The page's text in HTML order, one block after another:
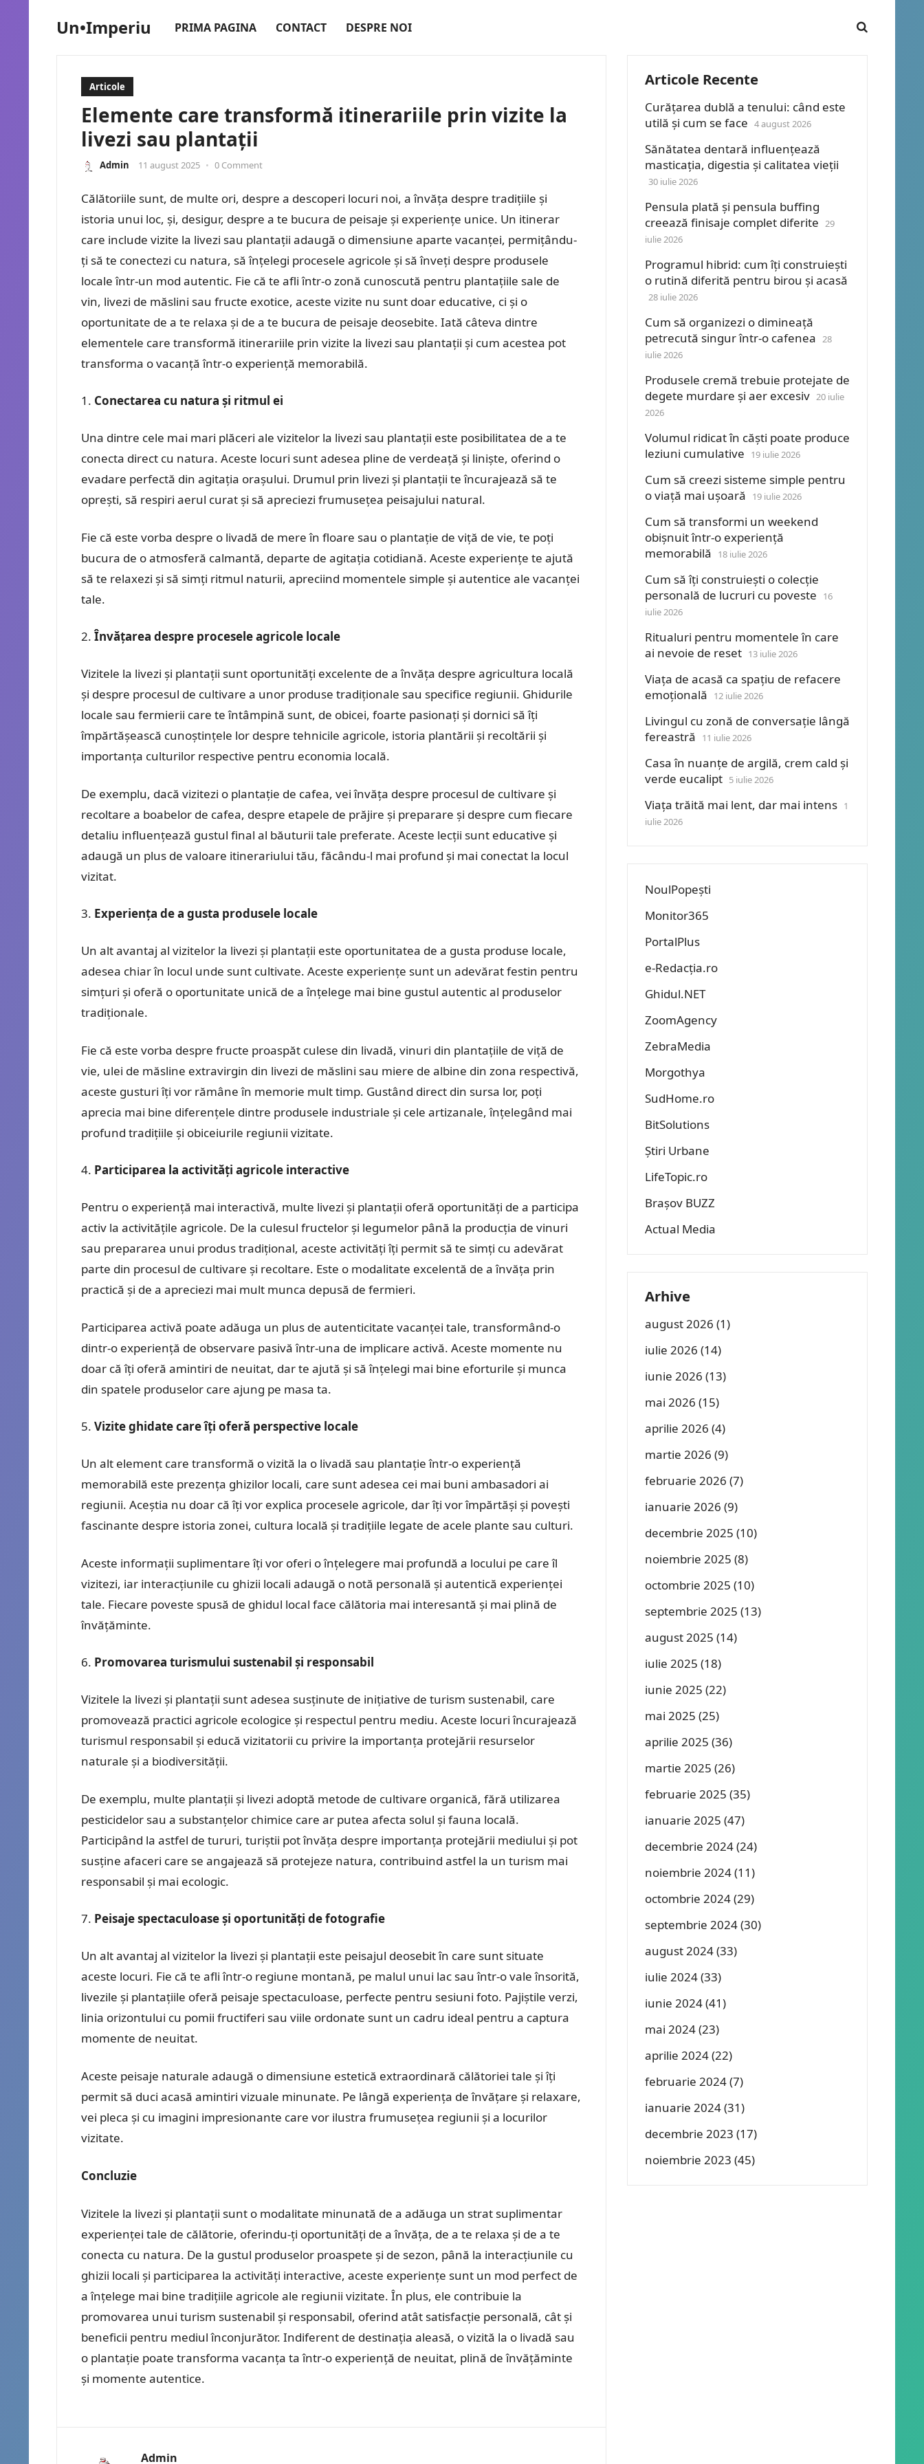
Un•Imperiu PRIMA PAGINA CONTACT DESPRE NOI
Articole
Elemente care transformă itinerariile prin vizite la
livezi sau plantații
Admin 11 august 2025 • 0 Comment
Călătoriile sunt, de multe ori, despre a descoperi locuri noi, a învăța despre tradițiile și
istoria unui loc, și, desigur, despre a te bucura de peisaje și experiențe unice. Un itinerar
care include vizite la livezi sau plantații adaugă o dimensiune aparte vacanței, permițându-
ți să te conectezi cu natura, să înțelegi procesele agricole și să înveți despre produsele
locale într-un mod autentic. Fie că te afli într-o zonă cunoscută pentru plantațiile sale de
vin, livezi de măslini sau fructe exotice, aceste vizite nu sunt doar educative, ci și o
oportunitate de a te relaxa și de a te bucura de peisaje deosebite. Iată câteva dintre
elementele care transformă itinerariile prin vizite la livezi sau plantații și cum acestea pot
transforma o vacanță într-o experiență memorabilă.
Conectarea cu natura și ritmul ei
Una dintre cele mai mari plăceri ale vizitelor la livezi sau plantații este posibilitatea de a te
conecta direct cu natura. Aceste locuri sunt adesea pline de verdeață și liniște, oferind o
evadare perfectă din agitația orașului. Drumul prin livezi și plantații te încurajează să te
oprești, să respiri aerul curat și să apreciezi frumusețea peisajului natural.
Fie că este vorba despre o livadă de mere în floare sau o plantație de viță de vie, te poți
bucura de o atmosferă calmantă, departe de agitația cotidiană. Aceste experiențe te ajută
să te relaxezi și să simți ritmul naturii, apreciind momentele simple și autentice ale vacanței
tale.
Învățarea despre procesele agricole locale
Vizitele la livezi și plantații sunt oportunități excelente de a învăța despre agricultura locală
și despre procesul de cultivare a unor produse tradiționale sau specifice regiunii. Ghidurile
locale sau fermierii care te întâmpină sunt, de obicei, foarte pasionați și dornici să îți
împărtășească cunoștințele lor despre tehnicile agricole, istoria plantării și recoltării și
importanța culturilor respective pentru economia locală.
De exemplu, dacă vizitezi o plantație de cafea, vei învăța despre procesul de cultivare și
recoltare a boabelor de cafea, despre etapele de prăjire și preparare și despre cum fiecare
detaliu influențează gustul final al băuturii tale preferate. Aceste lecții sunt educative și
adaugă un plus de valoare itinerariului tău, făcându-l mai profund și mai conectat la locul
vizitat.
Experiența de a gusta produsele locale
Un alt avantaj al vizitelor la livezi și plantații este oportunitatea de a gusta produse locale,
adesea chiar în locul unde sunt cultivate. Aceste experiențe sunt un adevărat festin pentru
simțuri și oferă o oportunitate unică de a înțelege mai bine gustul autentic al produselor
tradiționale.
Fie că este vorba despre fructe proaspăt culese din livadă, vinuri din plantațiile de viță de
vie, ulei de măsline extravirgin din livezi de măslini sau miere de albine din zona respectivă,
aceste gusturi îți vor rămâne în memorie mult timp. Gustând direct din sursa lor, poți
aprecia mai bine diferențele dintre produsele industriale și cele artizanale, înțelegând mai
profund tradițiile și obiceiurile regiunii vizitate.
Participarea la activități agricole interactive
Pentru o experiență mai interactivă, multe livezi și plantații oferă oportunități de a participa
activ la activitățile agricole. De la culesul fructelor și legumelor până la producția de vinuri
sau prepararea unui produs tradițional, aceste activități îți permit să te simți cu adevărat
parte din procesul de cultivare și recoltare. Este o modalitate excelentă de a învăța prin
practică și de a apreciezi mai mult munca depusă de fermieri.
Participarea activă poate adăuga un plus de autenticitate vacanței tale, transformând-o
dintr-o experiență de observare pasivă într-una de implicare activă. Aceste momente nu
doar că îți oferă amintiri de neuitat, dar te ajută și să înțelegi mai bine eforturile și munca
din spatele produselor care ajung pe masa ta.
Vizite ghidate care îți oferă perspective locale
Un alt element care transformă o vizită la o livadă sau plantație într-o experiență
memorabilă este prezența ghizilor locali, care sunt adesea cei mai buni ambasadori ai
regiunii. Aceștia nu doar că îți vor explica procesele agricole, dar îți vor împărtăși și povești
fascinante despre istoria zonei, cultura locală și tradițiile legate de acele plante sau culturi.
Aceste informații suplimentare îți vor oferi o înțelegere mai profundă a locului pe care îl
vizitezi, iar interacțiunile cu ghizii locali adaugă o notă personală și autentică experienței
tale. Fiecare poveste spusă de ghidul local face călătoria mai interesantă și mai plină de
învățăminte.
Promovarea turismului sustenabil și responsabil
Vizitele la livezi și plantații sunt adesea susținute de inițiative de turism sustenabil, care
promovează practici agricole ecologice și respectul pentru mediu. Aceste locuri încurajează
turismul responsabil și educă vizitatorii cu privire la importanța protejării resurselor
naturale și a biodiversității.
De exemplu, multe plantații și livezi adoptă metode de cultivare organică, fără utilizarea
pesticidelor sau a substanțelor chimice care ar putea afecta solul și fauna locală.
Participând la astfel de tururi, turiștii pot învăța despre importanța protejării mediului și pot
susține afaceri care se angajează să protejeze natura, contribuind astfel la un turism mai
responsabil și mai ecologic.
Peisaje spectaculoase și oportunități de fotografie
Un alt avantaj al vizitelor la livezi și plantații este peisajul deosebit în care sunt situate
aceste locuri. Fie că te afli într-o regiune montană, pe malul unui lac sau într-o vale însorită,
livezile și plantațiile oferă peisaje spectaculoase, perfecte pentru sesiuni foto. Pajiștile verzi,
linia orizontului cu pomii fructiferi sau viile ordonate sunt un cadru ideal pentru a captura
momente de neuitat.
Aceste peisaje naturale adaugă o dimensiune estetică extraordinară călătoriei tale și îți
permit să duci acasă amintiri vizuale minunate. Pe lângă experiența de învățare și relaxare,
vei pleca și cu imagini impresionante care vor ilustra frumusețea regiunii și a locurilor
vizitate.
Concluzie
Vizitele la livezi și plantații sunt o modalitate minunată de a adăuga un strat suplimentar
experienței tale de călătorie, oferindu-ți oportunități de a învăța, de a te relaxa și de a te
conecta cu natura. De la gustul produselor proaspete și de sezon, până la interacțiunile cu
ghizii locali și participarea la activități interactive, aceste experiențe sunt un mod perfect de
a înțelege mai bine tradițiile agricole ale regiunii vizitate. În plus, ele contribuie la
promovarea unui turism sustenabil și responsabil, oferind atât satisfacție personală, cât și
beneficii pentru mediul înconjurător. Indiferent de destinația aleasă, o vizită la o livadă sau
o plantație poate transforma vacanța ta într-o experiență de neuitat, plină de învățăminte
și momente autentice.
Admin
Articole Recente
Curățarea dublă a tenului: când este
utilă și cum se face 4 august 2026
Sănătatea dentară influențează
masticația, digestia și calitatea vieții
30 iulie 2026
Pensula plată și pensula buffing
creează finisaje complet diferite 29
iulie 2026
Programul hibrid: cum îți construiești
o rutină diferită pentru birou și acasă
28 iulie 2026
Cum să organizezi o dimineață
petrecută singur într-o cafenea 28
iulie 2026
Produsele cremă trebuie protejate de
degete murdare și aer excesiv 20 iulie
2026
Volumul ridicat în căști poate produce
leziuni cumulative
19 iulie 2026
Cum să creezi sisteme simple pentru
o viață mai ușoară
19 iulie 2026
Cum să transformi un weekend
obișnuit într-o experiență
memorabilă
18 iulie 2026
Cum să îți construiești o colecție
personală de lucruri cu poveste
16
iulie 2026
Ritualuri pentru momentele în care
ai nevoie de reset 13 iulie 2026
Viața de acasă ca spațiu de refacere
emoțională
12 iulie 2026
Livingul cu zonă de conversație lângă
fereastră
11 iulie 2026
Casa în nuanțe de argilă, crem cald și
verde eucalipt 5 iulie 2026
Viața trăită mai lent, dar mai intens 1
iulie 2026
NoulPopești
Monitor365
PortalPlus
e-Redacția.ro
Ghidul.NET
ZoomAgency
ZebraMedia
Morgothya
SudHome.ro
BitSolutions
Știri Urbane
LifeTopic.ro
Brașov BUZZ
Actual Media
Arhive
august 2026 (1)
iulie 2026 (14)
iunie 2026 (13)
mai 2026 (15)
aprilie 2026 (4)
martie 2026 (9)
februarie 2026 (7)
ianuarie 2026 (9)
decembrie 2025 (10)
noiembrie 2025 (8)
octombrie 2025 (10)
septembrie 2025 (13)
august 2025 (14)
iulie 2025 (18)
iunie 2025 (22)
mai 2025 (25)
aprilie 2025 (36)
martie 2025 (26)
februarie 2025 (35)
ianuarie 2025 (47)
decembrie 2024(24)
noiembrie 2024(11)
octombrie 2024(29)
septembrie 2024(30)
august 2024(33)
iulie 2024(33)
iunie 2024(41)
mai 2024(23)
aprilie 2024(22)
februarie 2024(7)
ianuarie 2024(31)
decembrie 2023 (17)
noiembrie 2023 (45)